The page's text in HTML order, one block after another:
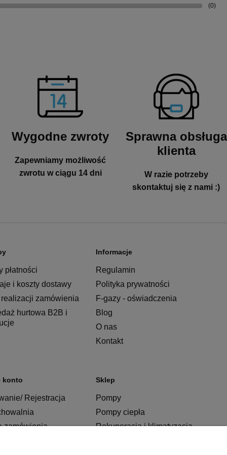
(0)
Wygodne zwroty
Zapewniamy możliwość
zwrotu w ciągu 14 dni
Sprawna obsługa
klienta
W razie potrzeby
skontaktuj się z nami :)
płatności
i koszty dostawy
zamówienia
hurtowa B2B i
Informacje
Regulamin
Polityka prywatności
F-gazy - oświadczenia
Blog
O nas
Kontakt
konto
Rejestracja
zamówienia
Sklep
Pompy
Pompy ciepła
Rekuperacja i klimatyzacja